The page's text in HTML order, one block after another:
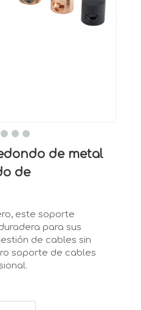
de metal
de
este soporte
para sus
de cables sin
soporte de cables